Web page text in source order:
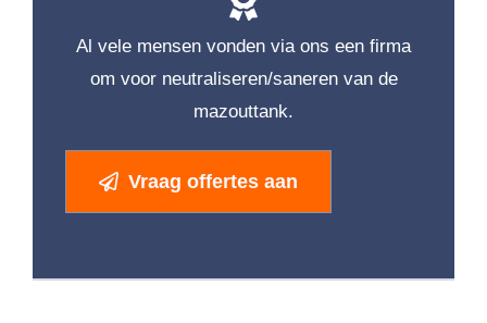
Al vele mensen vonden via ons een firma
om voor neutraliseren/saneren van de
mazouttank.
Vraag offertes aan